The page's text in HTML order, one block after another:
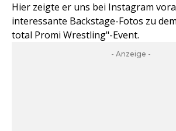
Hier zeigte er uns bei Instagram
interessante Backstage-Fotos zu
total Promi Wrestling"-Event.
- Anzeige -